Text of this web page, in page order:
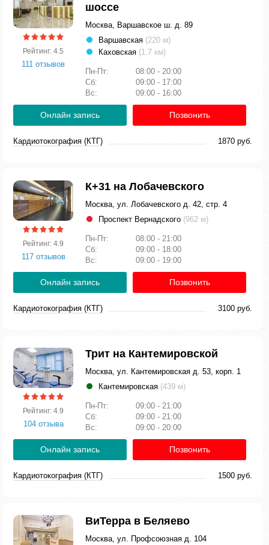
Рейтинг: 4.5
111 отзывов
шоссе
Москва, Варшавское ш. д. 89
Варшавская (220 м)
Каховская (1.7 км)
Пн-Пт:
08:00 - 20:00
Сб:
09:00 - 17:00
Вс:
09:00 - 16:00
Онлайн запись Позвонить
Кардиотокография (КТГ) 1870 руб.
Рейтинг: 4.9
117 отзывов
К+31 на Лобачевского
Москва, ул. Лобачевского д. 42, стр. 4
Проспект Вернадского (962 м)
Пн-Пт:
08:00 - 21:00
Сб:
09:00 - 18:00
Вс:
09:00 - 19:00
Онлайн запись Позвонить
Кардиотокография (КТГ) 3100 руб.
Рейтинг: 4.9
104 отзыва
Трит на Кантемировской
Москва, ул. Кантемировская д. 53, корп. 1
Кантемировская (439 м)
Пн-Пт:
09:00 - 21:00
Сб:
09:00 - 21:00
Вс:
09:00 - 20:00
Онлайн запись Позвонить
Кардиотокография (КТГ) 1500 руб.
ВиТерра в Беляево
Москва, ул. Профсоюзная д. 104